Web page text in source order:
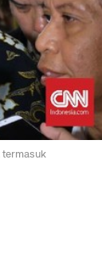
termasuk